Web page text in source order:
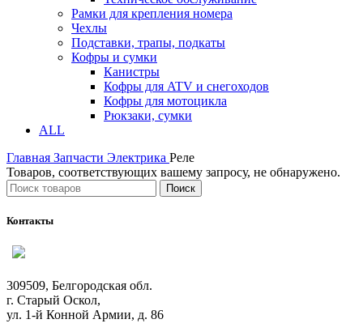
Рамки для крепления номера
Чехлы
Подставки, трапы, подкаты
Кофры и сумки
Канистры
Кофры для ATV и снегоходов
Кофры для мотоцикла
Рюкзаки, сумки
ALL
Главная Запчасти Электрика Реле
Товаров, соответствующих вашему запросу, не обнаружено.
Поиск
Контакты
309509, Белгородская обл.
г. Старый Оскол,
ул. 1-й Конной Армии, д. 86